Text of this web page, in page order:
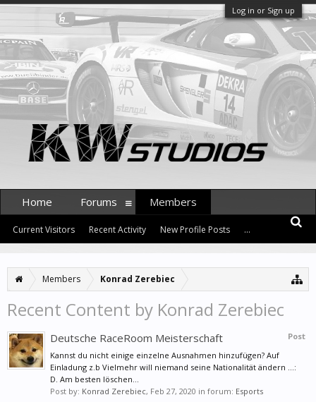
Log in or Sign up
Members Konrad Zerebiec
Recent Content by Konrad Zerebiec
Post
Deutsche RaceRoom Meisterschaft
Kannst du nicht einige einzelne Ausnahmen hinzufügen? Auf
Einladung z.b Vielmehr will niemand seine Nationalität ändern ...:
D. Am besten löschen...
Post by: Konrad Zerebiec, Feb 27, 2020 in forum: Esports
Home Forums Members
Current Visitors Recent Activity New Profile Posts ...